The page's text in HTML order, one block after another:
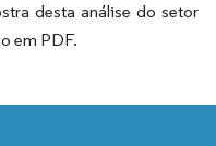
desta análise do setor
em PDF.